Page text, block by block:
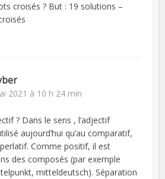
croisés ? But : 19 solutions –
2021 à 10 h 24 min
? Dans le sens , l’adjectif
aujourd’hui qu’au comparatif,
Comme positif, il est
des composés (par exemple
mitteldeutsch). Séparation